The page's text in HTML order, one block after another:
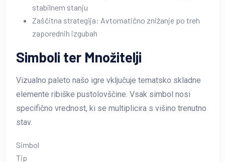
stabilnem stanju
Zaščitna strategija: Avtomatično znižanje po treh
zaporednih izgubah
Simboli ter Množitelji
Vizualno paleto našo igre vključuje tematsko skladne
elemente ribiške pustolovščine. Vsak simbol nosi
specifično vrednost, ki se multiplicira s višino trenutno
stav.
Simbol
Tip